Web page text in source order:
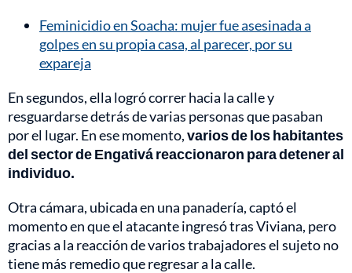
Feminicidio en Soacha: mujer fue asesinada a
golpes en su propia casa, al parecer, por su
expareja
En segundos, ella logró correr hacia la calle y
resguardarse detrás de varias personas que pasaban
por el lugar. En ese momento,varios de los habitantes
del sector de Engativá reaccionaron para detener al
individuo.
Otra cámara, ubicada en una panadería, captó el
momento en que el atacante ingresó tras Viviana, pero
gracias a la reacción de varios trabajadores el sujeto no
tiene más remedio que regresar a la calle.